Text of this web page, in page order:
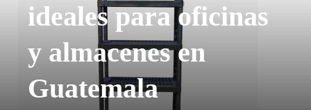
ideales para oficinas
y almacenes en
Guatemala